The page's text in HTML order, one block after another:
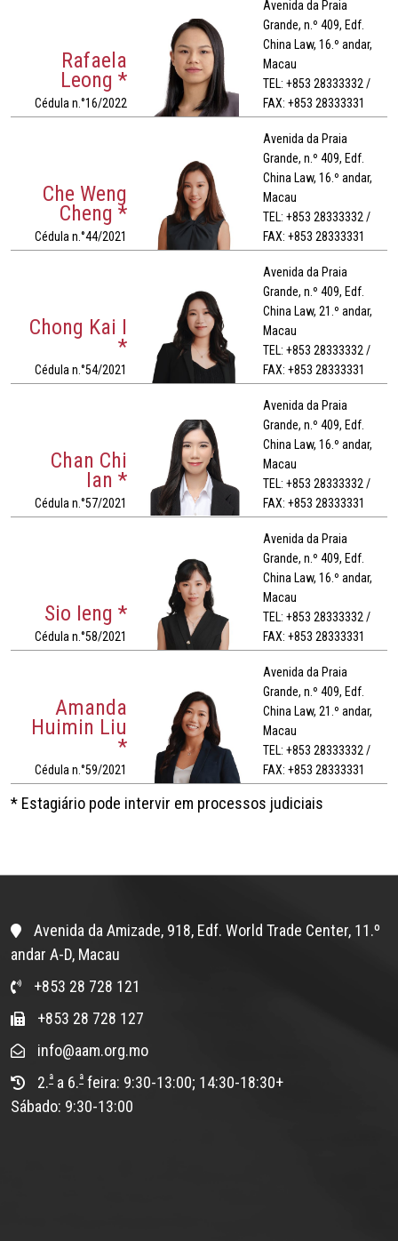
Rafaela
Leong *
Cédula n.°16/2022
Avenida da Praia
Grande, n.º 409, Edf.
China Law, 16.º andar,
Macau
TEL: +853 28333332 /
FAX: +853 28333331
Che Weng
Cheng *
Cédula n.°44/2021
Avenida da Praia
Grande, n.º 409, Edf.
China Law, 16.º andar,
Macau
TEL: +853 28333332 /
FAX: +853 28333331
Chong Kai I
*
Cédula n.°54/2021
Avenida da Praia
Grande, n.º 409, Edf.
China Law, 21.º andar,
Macau
TEL: +853 28333332 /
FAX: +853 28333331
Chan Chi
Ian *
Cédula n.°57/2021
Avenida da Praia
Grande, n.º 409, Edf.
China Law, 16.º andar,
Macau
TEL: +853 28333332 /
FAX: +853 28333331
Sio Ieng *
Cédula n.°58/2021
Avenida da Praia
Grande, n.º 409, Edf.
China Law, 16.º andar,
Macau
TEL: +853 28333332 /
FAX: +853 28333331
Amanda
Huimin Liu
*
Cédula n.°59/2021
Avenida da Praia
Grande, n.º 409, Edf.
China Law, 21.º andar,
Macau
TEL: +853 28333332 /
FAX: +853 28333331
* Estagiário pode intervir em processos judiciais
Avenida da Amizade, 918, Edf. World Trade Center, 11.º
andar A-D, Macau
+853 28 728 121
+853 28 728 127
info@aam.org.mo
2.ª a 6.ª feira: 9:30-13:00; 14:30-18:30+
Sábado: 9:30-13:00